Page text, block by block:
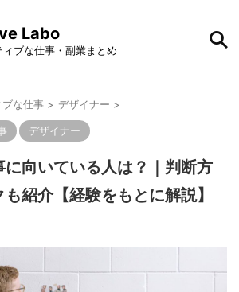
Labo
ィブな仕事・副業まとめ
な仕事 > デザイナー >
デザイナー
に向いている人は？｜判断方
紹介【経験をもとに解説】